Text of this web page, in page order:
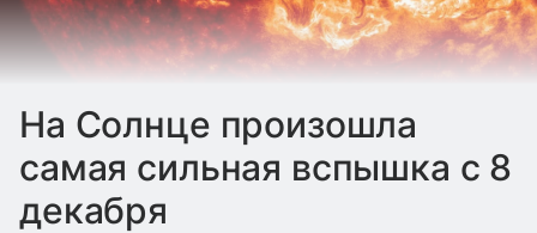
На Солнце произошла
самая сильная вспышка с 8
декабря